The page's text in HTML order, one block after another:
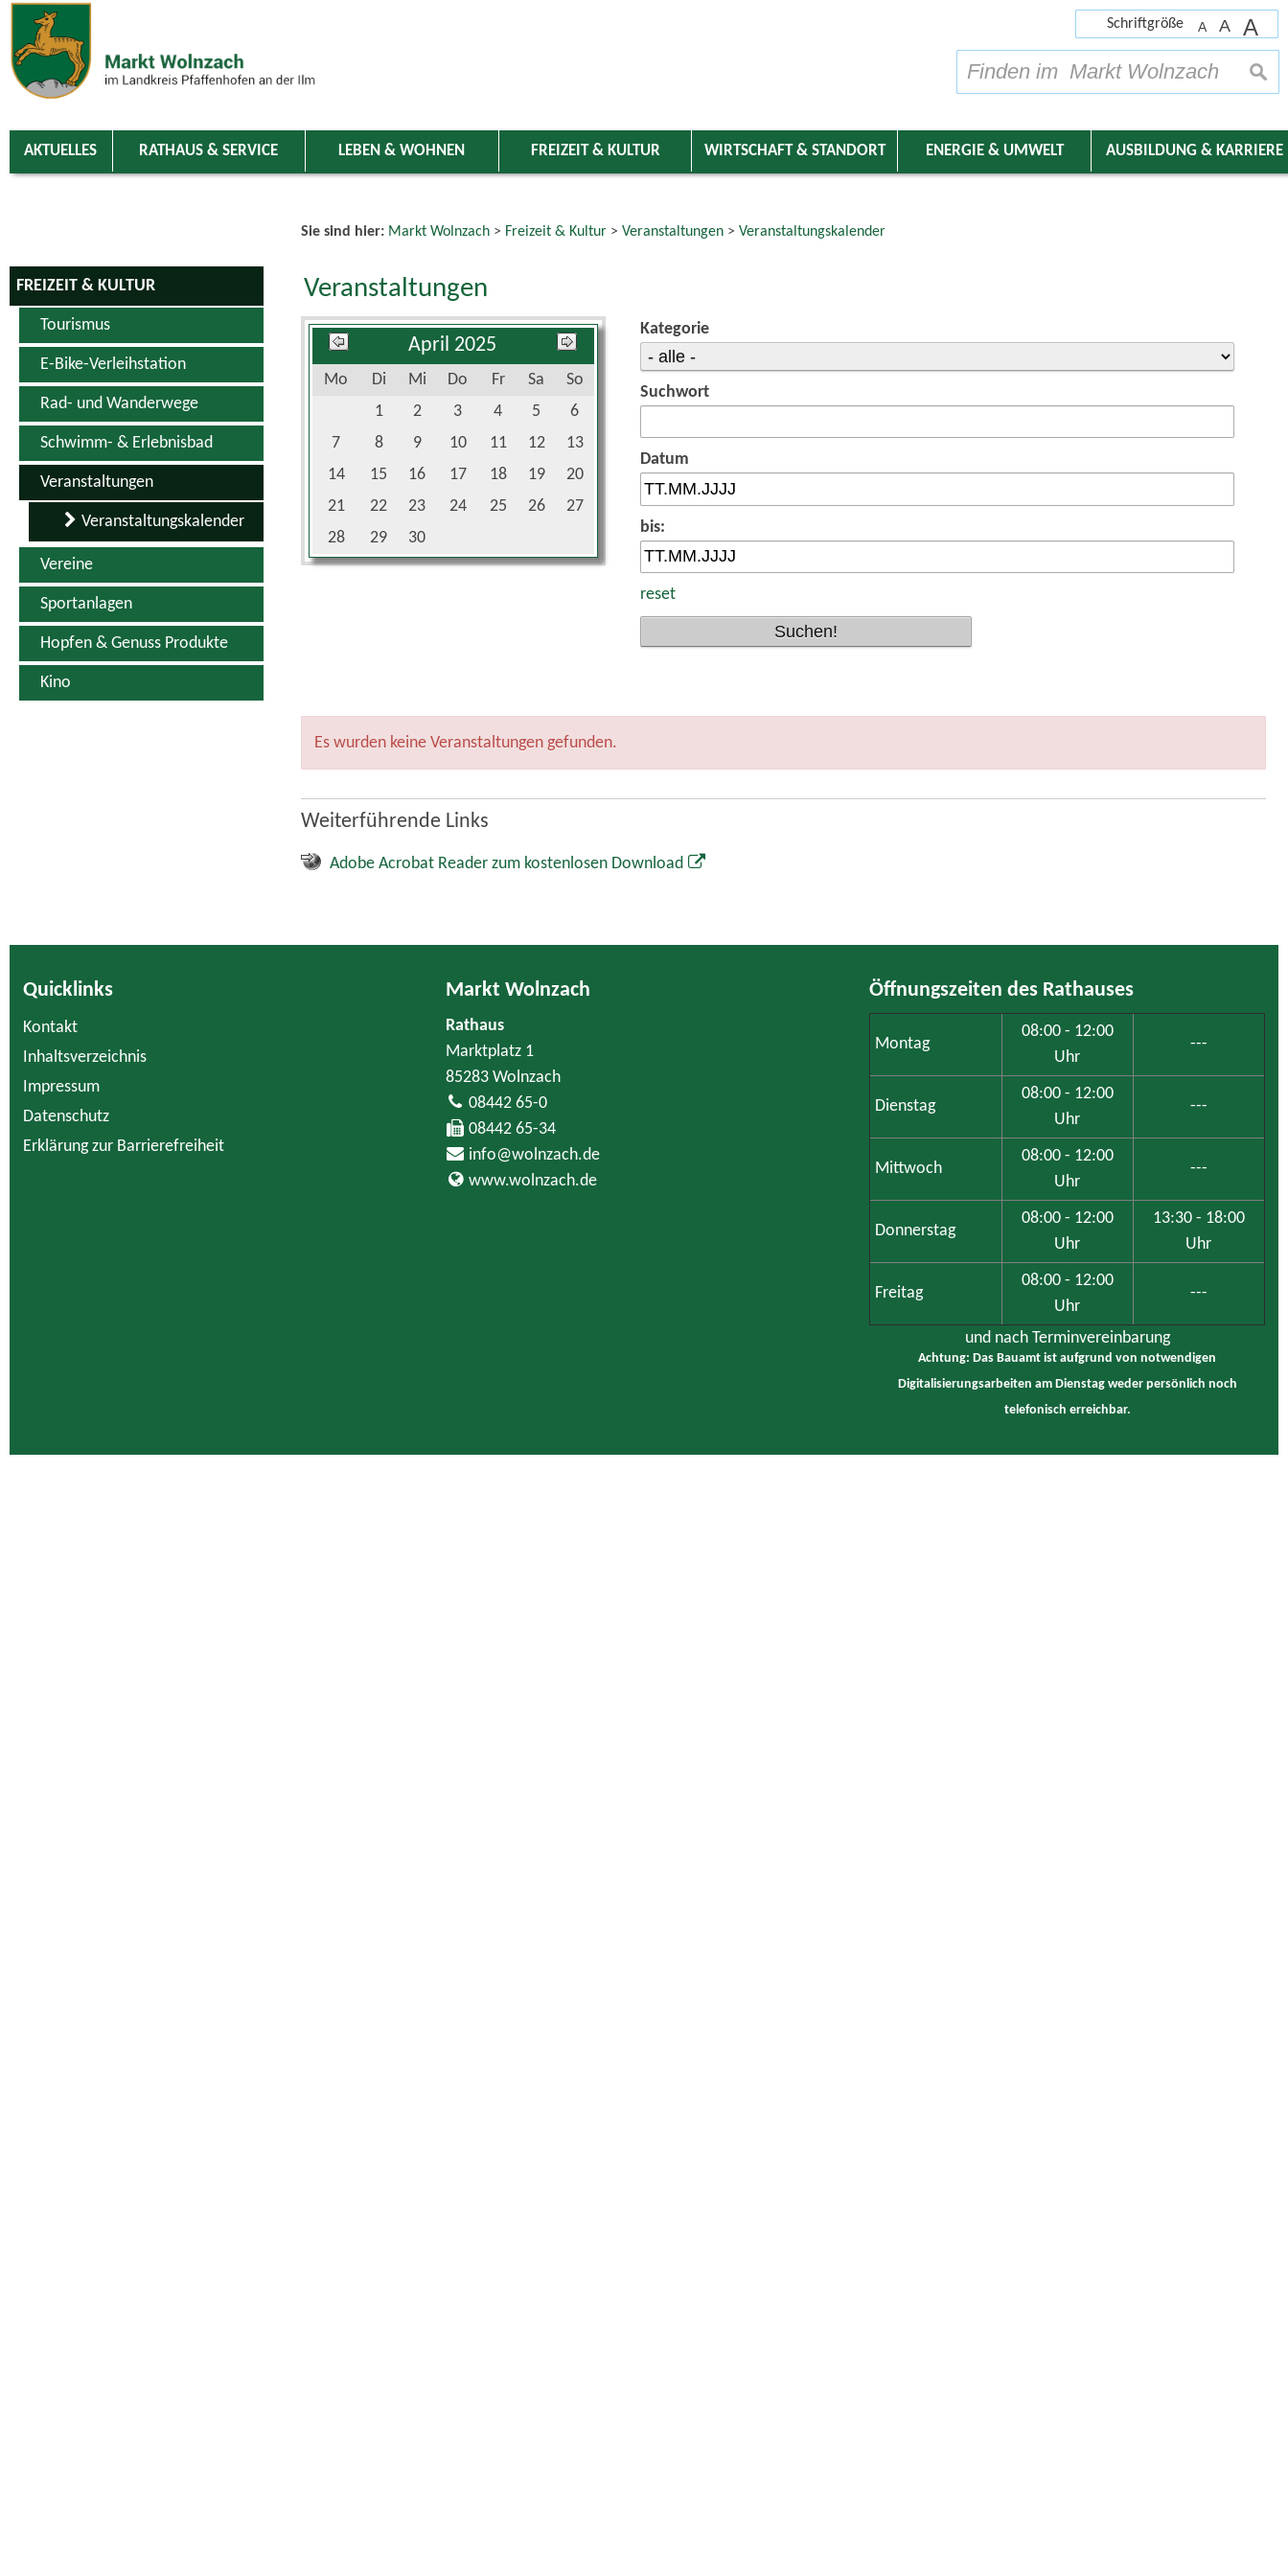
Zum Inhalt zur Navigation
Schriftgröße A A A
AKTUELLES RATHAUS & SERVICE LEBEN & WOHNEN FREIZEIT & KULTUR WIRTSCHAFT & STANDORT ENERGIE & UMWELT AUSBILDUNG & KARRIERE
FREIZEIT & KULTUR
Tourismus
E-Bike-Verleihstation
Rad- und Wanderwege
Schwimm- & Erlebnisbad
Veranstaltungen
Veranstaltungskalender
Vereine
Sportanlagen
Hopfen & Genuss Produkte
Kino
Sie sind hier: Markt Wolnzach> Freizeit & Kultur> Veranstaltungen> Veranstaltungskalender
Veranstaltungen
April 2025
Mo Di Mi Do Fr Sa
So
1
2 3 4 5
6
7
8 9 10 11 12
13
14
15 16 17 18 19
20
21
22 23 24 25 26
27
28
29 30
Kategorie
Suchwort
Datum
bis:
reset
Es wurden keine Veranstaltungen gefunden.
Weiterführende Links
Adobe Acrobat Reader zum kostenlosen Download
Quicklinks
Kontakt
Inhaltsverzeichnis
Impressum
Datenschutz
Erklärung zur Barrierefreiheit
Markt Wolnzach
Rathaus
Marktplatz 1
85283 Wolnzach
08442 65-0
08442 65-34
info@wolnzach.de
www.wolnzach.de
Öffnungszeiten des Rathauses
Montag
08:00 - 12:00
Uhr
---
Dienstag
08:00 - 12:00
Uhr
---
Mittwoch
08:00 - 12:00
Uhr
---
Donnerstag
08:00 - 12:00
Uhr
13:30 - 18:00
Uhr
Freitag
08:00 - 12:00
Uhr
---
und nach Terminvereinbarung
Achtung: Das Bauamt ist aufgrund von notwendigen
Digitalisierungsarbeiten am Dienstag weder persönlich noch
telefonisch erreichbar.